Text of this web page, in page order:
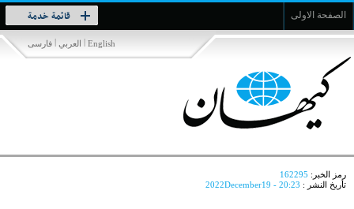
الصفحة الاولى قائمة خدمة
Toggle
navigation
فارسی | العربي | English
رمز الخبر: 162295
تأريخ النشر : 2022December19 - 20:23